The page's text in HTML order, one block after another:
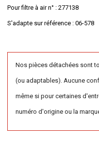
Pour filtre à air n° : 277138
S'adapte sur référence : 06-578
Nos pièces détachées sont
(ou adaptables). Aucune
même si pour certaines
numéro d'origine ou la